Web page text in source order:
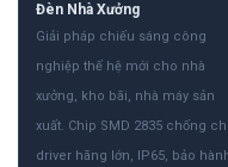
Đèn Nhà Xưởng
Giải pháp chiếu sáng công
nghiệp thế hệ mới cho nhà
xưởng, kho bãi, nhà máy sản
xuất. Chip SMD 2835 chống
driver hãng lớn, IP65, bảo